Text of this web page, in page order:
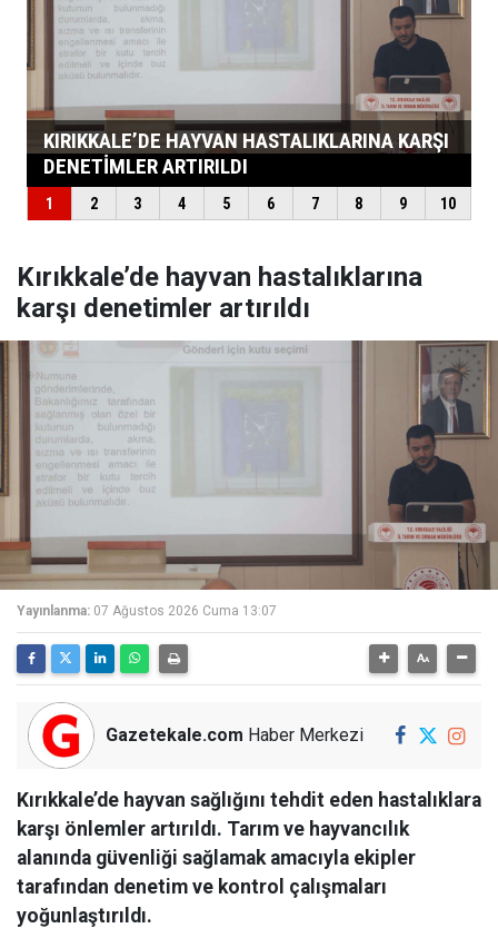
Kırıkkale’de hayvan hastalıklarına
karşı denetimler artırıldı
Yayınlanma: 07 Ağustos 2026 Cuma 13:07
Gazetekale.com Haber Merkezi
Kırıkkale’de hayvan sağlığını tehdit eden hastalıklara
karşı önlemler artırıldı. Tarım ve hayvancılık
alanında güvenliği sağlamak amacıyla ekipler
tarafından denetim ve kontrol çalışmaları
yoğunlaştırıldı.